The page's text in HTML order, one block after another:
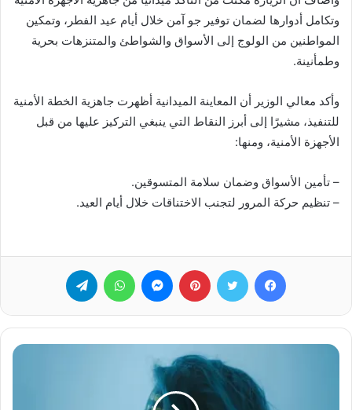
وتكامل أدوارها لضمان توفير جو آمن خلال أيام عيد الفطر، وتمكين
المواطنين من الولوج إلى الأسواق والشواطئ والمتنزهات بحرية
وطمأنينة.
وأكد معالي الوزير أن المعاينة الميدانية أظهرت جاهزية الخطة الأمنية
للتنفيذ، مشيرًا إلى أبرز النقاط التي ينبغي التركيز عليها من قبل
الأجهزة الأمنية، ومنها:
– تأمين الأسواق وضمان سلامة المتسوقين.
– تنظيم حركة المرور لتجنب الاختناقات خلال أيام العيد.
فيسبوك تويتر بينتيريست ماسنجر واتساب